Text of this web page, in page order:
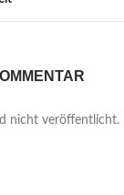
nicht veröffentlicht.